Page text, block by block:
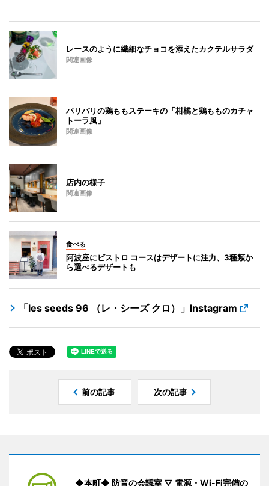
レースのように繊細なチョコを添えたカクテルサラダ
関連画像
パリパリの鶏ももステーキの「柑橘と鶏もものカチャ
トーラ風」
関連画像
店内の様子
関連画像
食べる
阿波座にビストロ コースはデザートに注力、3種類か
ら選べるデザートも
「les seeds 96 （レ・シーズ クロ）」Instagram
前の記事 次の記事
◆本町◆ 防音の会議室 ▽ 電源・Wi-Fi完備の